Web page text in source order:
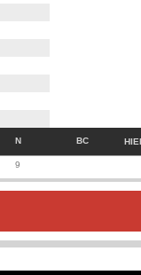
N BC
9